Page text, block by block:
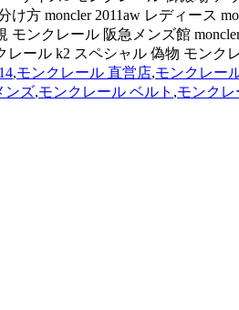
方 moncler 2011aw レディース
ンクレール 阪急メンズ館
ール k2 スペシャル 偽物 モンク
,モンクレール 直営店,モンクレー
ンズ,モンクレール ベルト ,モンク